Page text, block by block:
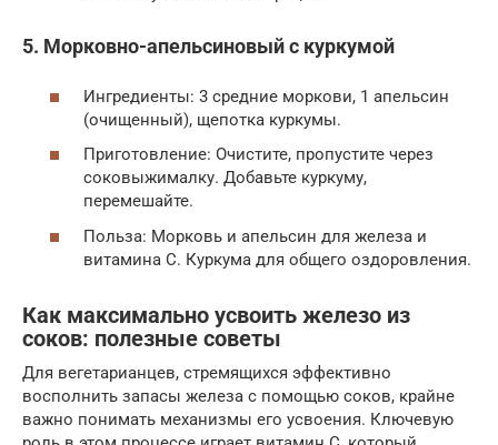
5. Морковно-апельсиновый с куркумой
Ингредиенты: 3 средние моркови, 1 апельсин
(очищенный), щепотка куркумы.
Приготовление: Очистите, пропустите через
соковыжималку. Добавьте куркуму,
перемешайте.
Польза: Морковь и апельсин для железа и
витамина C. Куркума для общего оздоровления.
Как максимально усвоить железо из
соков: полезные советы
Для вегетарианцев, стремящихся эффективно
восполнить запасы железа с помощью соков, крайне
важно понимать механизмы его усвоения. Ключевую